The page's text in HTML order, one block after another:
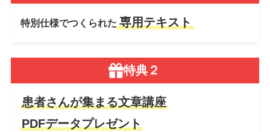
特別仕様でつくられた 専用テキスト
特典２
患者さんが集まる文章講座
PDFデータプレゼント